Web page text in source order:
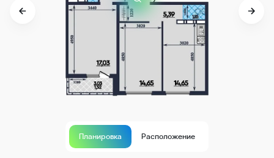
Планировка Расположение